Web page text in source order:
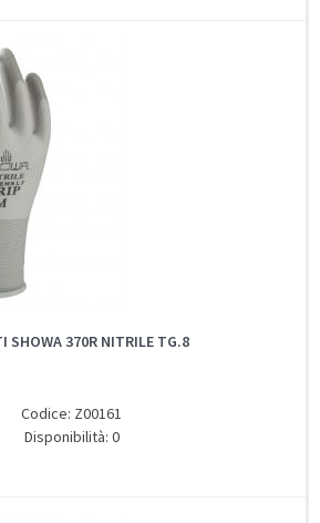
SHOWA 370R NITRILE TG.8
Codice: Z00161
Disponibilità: 0